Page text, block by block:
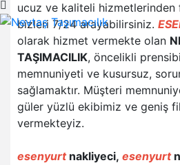
ucuz ve kaliteli hizmetlerinden
bizleri 7/24 arayabilirsiniz.
olarak hizmet vermekte olan
TAŞIMACILIK, öncelikli
memnuniyeti ve kusursuz,
sağlamaktır. Müşteri
güler yüzlü ekibimiz ve geniş
vermekteyiz.
esenyurtnakliyeci, esenyurt